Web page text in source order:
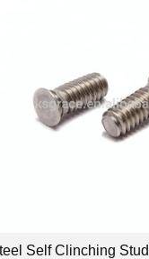
Self Clinching